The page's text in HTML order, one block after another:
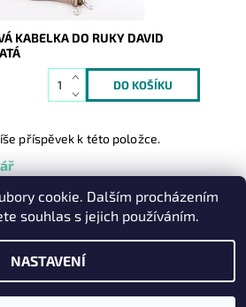
KABELKA DO RUKY DAVID
příspěvek k této položce.
| Zboží.cz Oázakabelek
Vás, všechna práva vyhrazena
cookie. Dalším procházením
souhlas s jejich používáním.
NASTAVENÍ